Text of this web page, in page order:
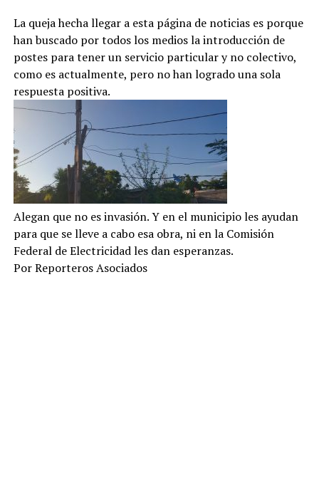
La queja hecha llegar a esta página de noticias es porque
han buscado por todos los medios la introducción de
postes para tener un servicio particular y no colectivo,
como es actualmente, pero no han logrado una sola
respuesta positiva.
Alegan que no es invasión. Y en el municipio les ayudan
para que se lleve a cabo esa obra, ni en la Comisión
Federal de Electricidad les dan esperanzas.
Por Reporteros Asociados